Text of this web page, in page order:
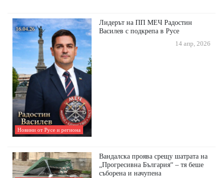
Новини от Русе и региона
Лидерът на ПП МЕЧ Радостин
Василев с подкрепа в Русе
14 апр, 2026
Вандалска проява срещу шатрата на
„Прогресивна България“ – тя беше
съборена и начупена